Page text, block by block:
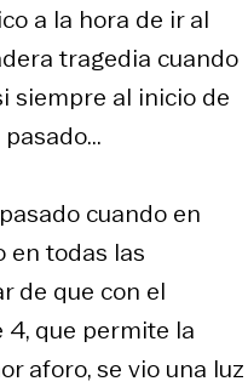
a la hora de ir al
tragedia cuando
siempre al inicio de
cuando en
en todas las
de que con el
4, que permite la
aforo, se vio una luz